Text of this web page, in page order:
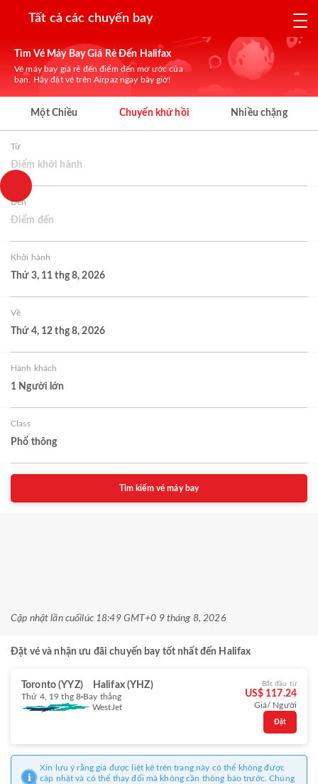
Tất cả các chuyến bay
Tìm Vé Máy Bay Giá Rẻ Đến Halifax
Vé máy bay giá rẻ đến điểm đến mơ ước của
bạn. Hãy đặt vé trên Airpaz ngay bây giờ!
Một Chiều Chuyến khứ hồi Nhiều chặng
Từ
Điểm khởi hành
Đến
Điểm đến
Khởi hành
Thứ 3, 11 thg 8, 2026
Về
Thứ 4, 12 thg 8, 2026
Hành khách
1 Người lớn
Class
Phổ thông
Tìm kiếm vé máy bay
Cập nhật lần cuốilúc 18:49 GMT+0 9 tháng 8, 2026
Đặt vé và nhận ưu đãi chuyến bay tốt nhất đến Halifax
Toronto (YYZ) Halifax (YHZ)
Thứ 4, 19 thg 8 Bay thẳng
WestJet
Bắt đầu từ
US$ 117.24
Giá/ Người
Đặt
Xin lưu ý rằng giá được liệt kê trên trang này có thể không được
cập nhật và có thể thay đổi mà không cần thông báo trước. Chúng